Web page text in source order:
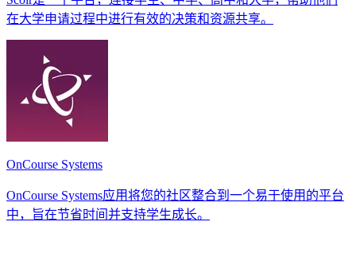
在大学申请过程中进行有效的决策和资源共享。
OnCourse Systems
OnCourse Systems应用将您的社区整合到一个易于使用的平台
中，旨在节省时间并支持学生成长。